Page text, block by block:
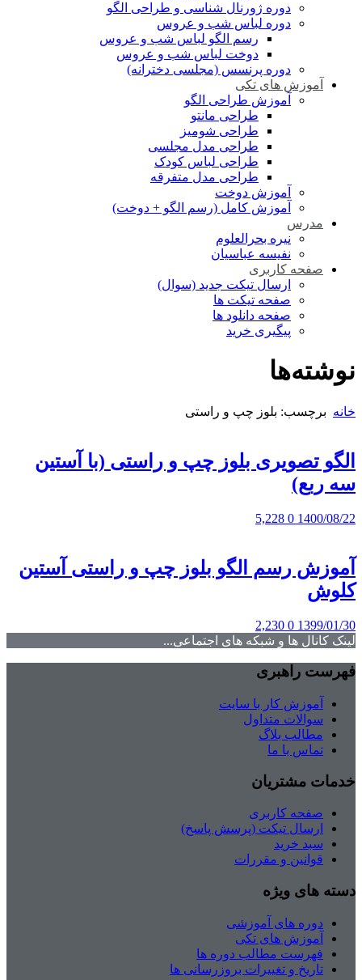
دوره ژورنال شناسی و طراحی الگو
دوره لباس شب و عروس
رسم الگو لباس شب و عروس
دوخت لباس شب و عروس
دوره پرنسس (مجلسی دخترانه)
آموزش های تکی
آموزش طراحی الگو
طراحی مانتو
طراحی شومیز
طراحی مدل مجلسی
طراحی لباس کودک
طراحی مدل متفرقه
آموزش دوخت
آموزش کامل (رسم الگو + دوخت)
مدرس
نیره بحرالعلوم
نفیسه عباسیان
صفحه کاربری
ارسال تیکت جدید (سوال)
صفحه تیکت ها
صفحه دانلود ها
پیگیری خرید
نوشته‌ها
خانه برچسب: بلوز چپ و راستی
الگو تصویری بلوز چپ و راستی (با آستین
سه ربع)
1400/08/22
0
5,228
آموزش رسم الگو بلوز چپ و راستی آستین
کلوش
1399/01/30
0
2,230
لینک کانال ها و شبکه های اجتماعی...
فهرست راهبری
آموزش کار با سایت
سوالات متداول
مطالب بلاگ
تماس با ما
خدمات مشتریان
صفحه کاربری
ارسال تیکت (پرسش پاسخ)
سبد خرید
قوانین و مقررات
دسته های ویژه
دوره های آموزشی
آموزش های تکی
فهرست مطالب دوره ها
تاریخ و تغییرات بروزرسانی ها